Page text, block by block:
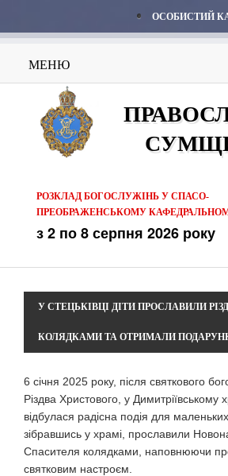
ОСОБИСТИЙ
МЕНЮ
РОЗКЛАД БОГОСЛУЖІНЬ У СПАСО-
ПРЕОБРАЖЕНСЬКОМУ
з 2 по 8 серпня 2026 року
У СТЕЦЬКІВЦІ ДІТИ ПРОСЛАВИЛИ
КОЛЯДКАМИ ТА ОТРИМАЛИ
6 січня 2025 року, після святкового
Різдва Христового, у Димитріївському
відбулася радісна подія для
зібравшись у храмі, прославили
Спасителя колядками, наповнюючи
святковим настроєм.